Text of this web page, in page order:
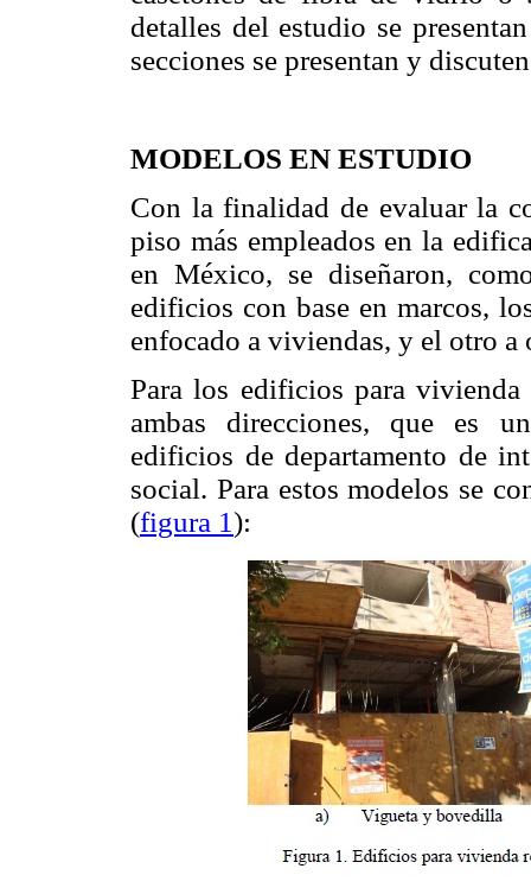
detalles del estudio se
secciones se presentan y
MODELOS EN ESTUDIO
Con la finalidad de evaluar la
piso más empleados en la
en México, se diseñaron,
edificios con base en marcos,
enfocado a viviendas, y el otro a
Para los edificios para vivienda
ambas direcciones, que es
edificios de departamento de
social. Para estos modelos se
(figura 1):